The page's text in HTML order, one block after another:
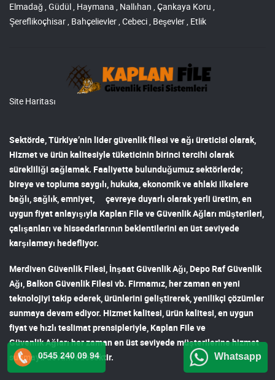
Elmadağ , Güdül , Haymana , Nallıhan , Çankaya Koru ,
Şereflikoçhisar , Bahçelievler , Cebeci , Beşevler , Etlik
Site Haritası
Sektörde, Türkiye’nin lidergüvenlik filesi ve ağı üreticisi olarak,
Hizmet ve ürün kalitesiyle tüketicinin birinci tercihi olarak
sürekliliği sağlamak. Faaliyette bulunduğumuz sektörlerde;
bireye ve topluma saygılı, hukuka, ekonomik ve ahlaki ilkelere
bağlı, sağlık, emniyet, çevreye duyarlı olarak yerli üretim, en
uygun fiyat anlayışıyla Kaplan File ve Güvenlik Ağları müşterileri,
çalışanları ve hissedarlarının beklentilerini en üst seviyede
karşılamayı hedefliyor.
Merdiven Güvenlik Filesi İnşaat Güvenlik Ağı Depo Raf Güvenlik
Ağı Balkon Güvenlik Filesi vb. Firmamız, her zaman en yeni
teknolojiyi takip ederek, ürünlerini geliştirerek, yenilikçi çözümler
sunmaya devam ediyor. Hizmet kalitesi, ürün kalitesi, en uygun
fiyat ve hızlı teslimat prensipleriyle, Kaplan File ve
Güvenlik Ağlarıher zaman en üst seviyede müşterilerine hizmet
sunmaya devam edecektir.
0545 240 09 94 Whatsapp